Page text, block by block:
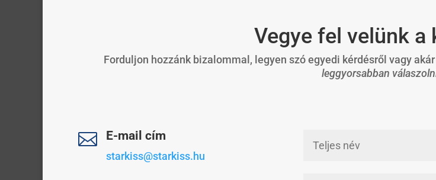
Vegye fel velünk a
Forduljon hozzánk bizalommal, legyen szó egyedi kérdésről vagy
leggyorsabban
 E-mail cím
starkiss@starkiss.hu